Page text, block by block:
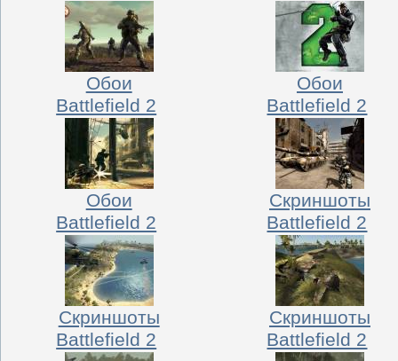
Обои
Обои
Battlefield 2
Обои
Battlefield 2
Скриншоты
Battlefield 2
Скриншоты
Battlefield 2
Скриншоты
Battlefield 2
Battlefield 2